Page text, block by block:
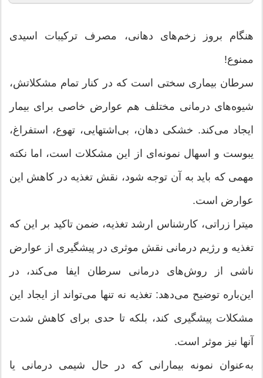
هنگام بروز زخم‌های دهانی، مصرف تركیبات اسیدی
ممنوع!
سرطان بیماری سختی است كه در كنار تمام مشكلاتش،
شیوه‌های درمانی مختلف هم عوارض خاصی برای بیمار
ایجاد می‌كند. خشكی دهان، بی‌اشتهایی، تهوع، استفراغ،
یبوست و اسهال نمونه‌ای از این مشكلات است، اما نكته
مهمی كه باید به آن توجه شود، نقش تغذیه در كاهش این
عوارض است.
میترا زراتی، كارشناس ارشد تغذیه، ضمن تاكید بر این كه
تغذیه و رژیم درمانی نقش موثری در پیشگیری از عوارض
ناشی از روش‌های درمانی سرطان ایفا می‌كند، در
این‌باره توضیح می‌دهد: تغذیه نه تنها می‌تواند از ایجاد این
مشكلات پیشگیری كند، بلكه تا حدی برای كاهش شدت
آنها نیز موثر است.
به‌عنوان نمونه بیمارانی كه در حال شیمی درمانی یا